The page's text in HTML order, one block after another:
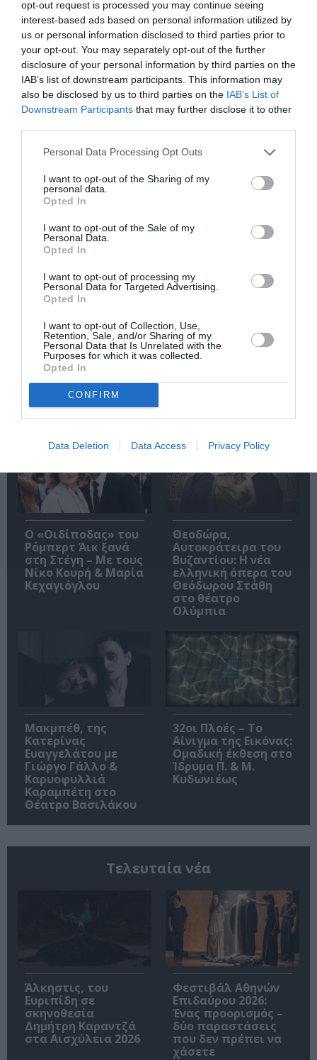
opt-out request is processed you may continue seeing
interest-based ads based on personal information utilized by
us or personal information disclosed to third parties prior to
your opt-out. You may separately opt-out of the further
disclosure of your personal information by third parties on the
IAB’s list of downstream participants. This information may
also be disclosed by us to third parties on the IAB’s List of
Downstream Participants that may further disclose it to other
Personal Data Processing Opt Outs
I want to opt-out of the Sharing of my
personal data.
Opted In
I want to opt-out of the Sale of my
Personal Data.
Opted In
I want to opt-out of processing my
Personal Data for Targeted Advertising.
Opted In
I want to opt-out of Collection, Use,
Retention, Sale, and/or Sharing of my
Personal Data that Is Unrelated with the
Purposes for which it was collected.
Opted In
CONFIRM
Data Deletion Data Access Privacy Policy
2310 589140-3, 2310 589152
Ακολουθήστε το Culturenow.gr στοGoogle News
μάθετε πρώτοι όλες τις ειδήσεις
Δείτε όλα τατελευταία νέαγια την Τέχνη και τον
Πολιτισμό στοCulturenow.gr
Νέοι Διαγωνισμοί❯
Newsletter
την Τέχνη και τον Πολιτισμό!
Δημοφιλή Άρθρα
O «Οιδίποδας» του
Ρόμπερτ Άικ ξανά
στη Στέγη – Με τους
Νίκο Κουρή & Μαρία
Κεχαγιόγλου
Θεοδώρα,
Αυτοκράτειρα του
Βυζαντίου: Η νέα
ελληνική όπερα του
Θεόδωρου Στάθη
στο θέατρο
Ολύμπια
Μακμπέθ, της
Κατερίνας
Ευαγγελάτου με
Γιώργο Γάλλο &
Καρυοφυλλιά
Καραμπέτη στο
Θέατρο Βασιλάκου
32οι Πλοές – Το
Αίνιγμα της Εικόνας:
Ομαδική έκθεση στο
Ίδρυμα Π. & Μ.
Κυδωνιέως
Τελευταία νέα
Άλκηστις, του
Ευριπίδη σε
σκηνοθεσία
Δημήτρη Καραντζά
στα Αισχύλεια 2026
Φεστιβάλ Αθηνών
Επιδαύρου 2026:
Ένας προορισμός –
δύο παραστάσεις
που δεν πρέπει να
χάσετε